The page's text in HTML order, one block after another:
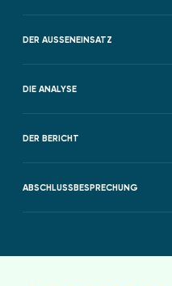
DER AUSSENEINSATZ
DIE ANALYSE
DER BERICHT
ABSCHLUSSBESPRECHUNG